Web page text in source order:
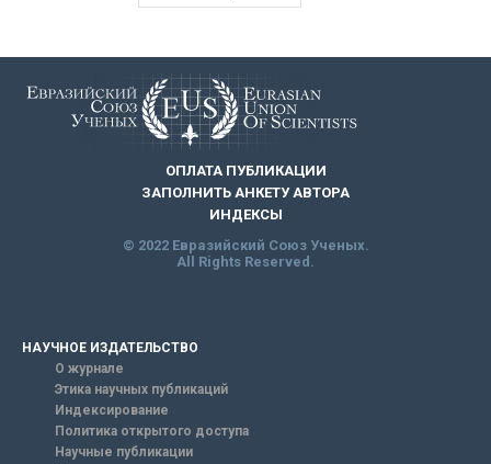
ОПЛАТА ПУБЛИКАЦИИ
ЗАПОЛНИТЬ АНКЕТУ АВТОРА
ИНДЕКСЫ
© 2022 Евразийский Союз Ученых.
All Rights Reserved.
НАУЧНОЕ ИЗДАТЕЛЬСТВО
О журнале
Этика научных публикаций
Индексирование
Политика открытого доступа
Научные публикации